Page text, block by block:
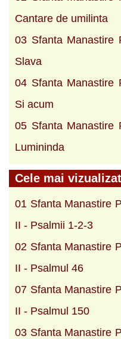
Cantare de umilinta
03 Sfanta Manastire
Slava
04 Sfanta Manastire
Si acum
05 Sfanta Manastire
Lumininda
Cele mai
01 Sfanta Manastire
II - Psalmii 1-2-3
02 Sfanta Manastire
II - Psalmul 46
07 Sfanta Manastire
II - Psalmul 150
03 Sfanta Manastire